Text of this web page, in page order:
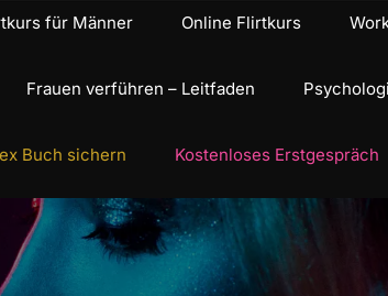
für Männer Online Flirtkurs
Frauen verführen – Leitfaden
Buch sichern Kostenloses Erstgespräch